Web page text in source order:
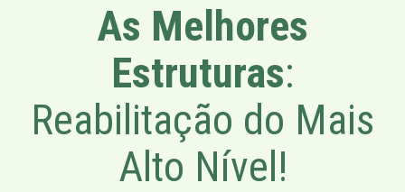
As Melhores
Estruturas:
Reabilitação do Mais
Alto Nível!